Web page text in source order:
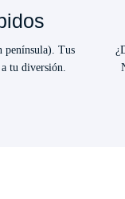
península). Tus
a tu diversión.